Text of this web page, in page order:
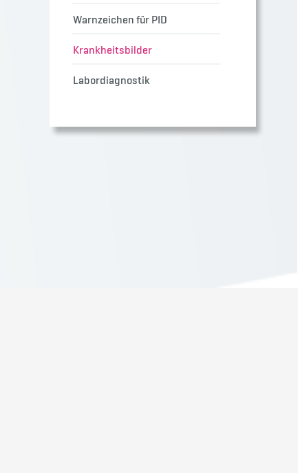
Warnzeichen für PID
Krankheitsbilder
Labordiagnostik